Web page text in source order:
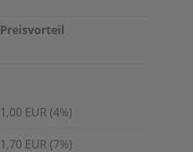
Preisvorteil
1,00 EUR (4%)
1,70 EUR (7%)